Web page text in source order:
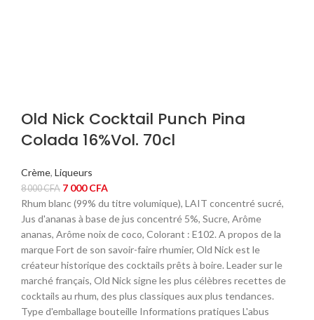
Old Nick Cocktail Punch Pina
Colada 16%Vol. 70cl
Crème, Liqueurs
8 000CFA Le
prix
initial
était :
8
000 CFA.
7 000CFALe
prix
actuel
est :
7
000 CFA.
Rhum blanc (99% du titre volumique), LAIT concentré sucré,
Jus d'ananas à base de jus concentré 5%, Sucre, Arôme
ananas, Arôme noix de coco, Colorant : E102. A propos de la
marque Fort de son savoir-faire rhumier, Old Nick est le
créateur historique des cocktails prêts à boire. Leader sur le
marché français, Old Nick signe les plus célèbres recettes de
cocktails au rhum, des plus classiques aux plus tendances.
Type d'emballage bouteille Informations pratiques L'abus